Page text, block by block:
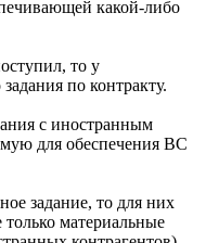
какой-либо
то у
по контракту.
с иностранным
для обеспечения ВС
задание, то для них
только материальные